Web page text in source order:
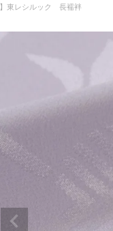
】東レシルック 長襦袢